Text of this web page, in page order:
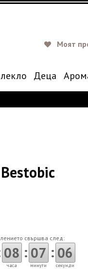
Моят
Деца
свършва след:
08
часа
: 07
минути
: 04
секунди